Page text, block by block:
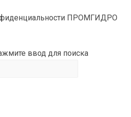
ПРОМГИДРО
ввод для поиска